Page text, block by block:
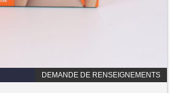
DEMANDE DE RENSEIGNEMENTS